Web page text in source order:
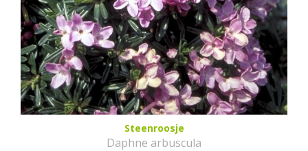
Steenroosje
Daphne arbuscula